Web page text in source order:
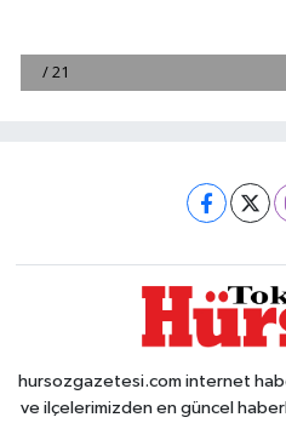
hursozgazetesi.com internet
ve ilçelerimizden en güncel